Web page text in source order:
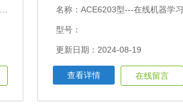
名称： ACE6203型---在线机器学习
型号：
更新日期：2024-08-19
查看详情 在线留言